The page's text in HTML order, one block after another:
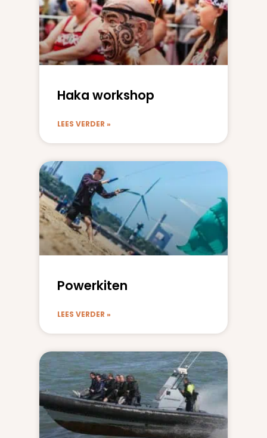
Haka workshop
LEES VERDER »
Powerkiten
LEES VERDER »